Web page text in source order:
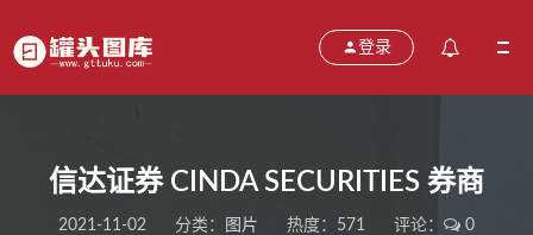
登录
信达证券 CINDA SECURITIES 券商
2021-11-02 分类： 图片 热度：571 评论：
0